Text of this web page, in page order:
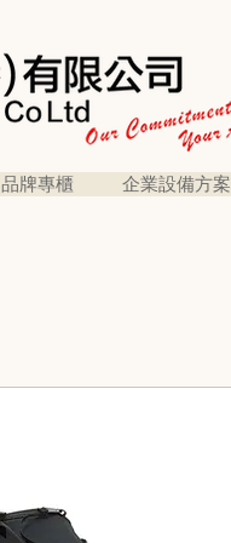
品牌專櫃 企業設備方案